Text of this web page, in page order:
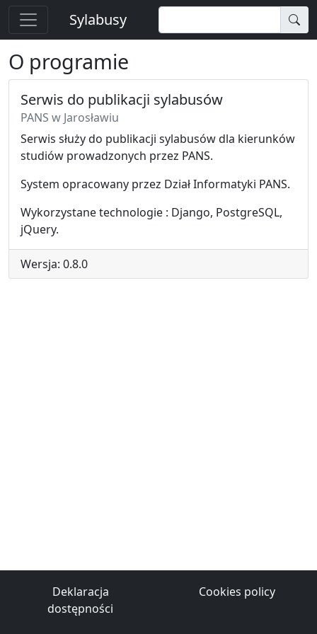
Sylabusy
O programie
Serwis do publikacji sylabusów
PANS w Jarosławiu
Serwis służy do publikacji sylabusów dla kierunków
studiów prowadzonych przez PANS.
System opracowany przez Dział Informatyki PANS.
Wykorzystane technologie : Django, PostgreSQL,
jQuery.
Wersja: 0.8.0
Deklaracja
dostępności
Cookies policy